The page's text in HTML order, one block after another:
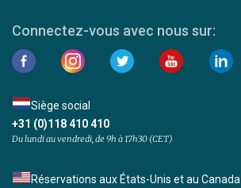
Connectez-vous avec nous sur:
Siège social
+31 (0)118 410 410
Du lundi au vendredi, de 9h à 17h30 (CET)
Réservations aux États-Unis et au Canada